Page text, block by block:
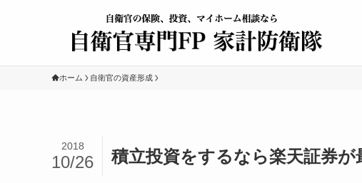
ホーム 自衛官の資産形成
積立投資をするなら楽天証券
2018
10/26